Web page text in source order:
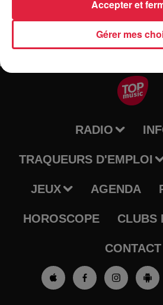
RADIO
TRAQUEURS D'EMPLOI
JEUX AGENDA
HOROSCOPE CLUBS
CONTACT
Gérer mes
Accepter et